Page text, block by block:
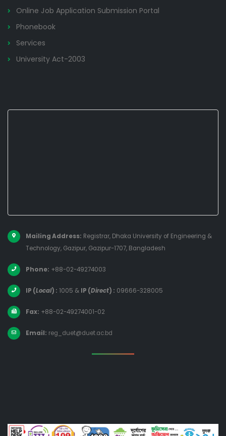
Online Job Application Submission Portal
Phonebook
Services
University Act-2003
Mailing Address: Registrar, Dhaka University of Engineering &
Technology, Gazipur, Gazipur-1707, Bangladesh
Phone: +88-02-49274003
IP (Local) : 1005 & IP (Direct) : 09666-328005
Fax: +88-02-49274001-02
Email: reg_duet@duet.ac.bd